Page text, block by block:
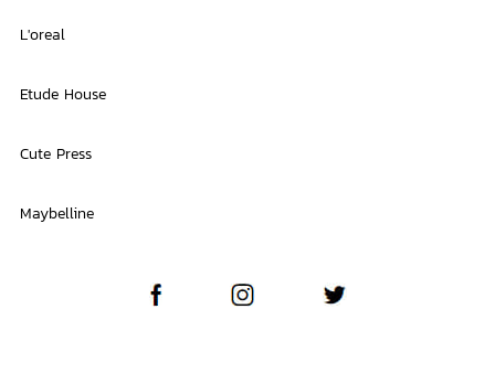
L'oreal
Etude House
Cute Press
Maybelline